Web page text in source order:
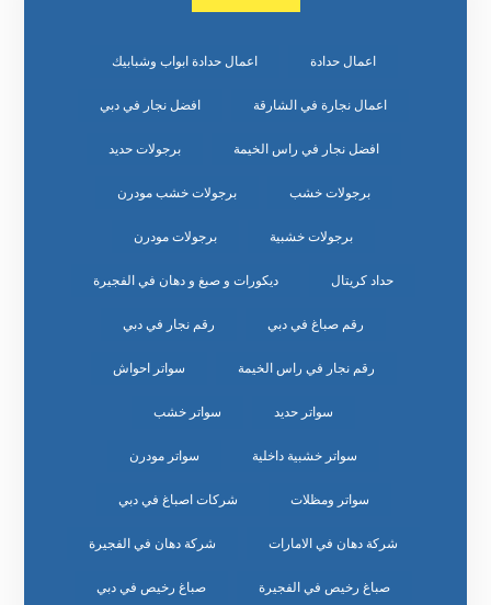
اعمال حدادة اعمال حدادة ابواب وشبابيك
اعمال نجارة في الشارقة افضل نجار في دبي
افضل نجار في راس الخيمة برجولات حديد
برجولات خشب برجولات خشب مودرن
برجولات خشبية برجولات مودرن
حداد كريتال ديكورات و صبغ و دهان في الفجيرة
رقم صباغ في دبي رقم نجار في دبي
رقم نجار في راس الخيمة سواتر احواش
سواتر حديد سواتر خشب
سواتر خشبية داخلية سواتر مودرن
سواتر ومظلات شركات اصباغ في دبي
شركة دهان في الامارات شركة دهان في الفجيرة
صباغ رخيص في الفجيرة صباغ رخيص في دبي